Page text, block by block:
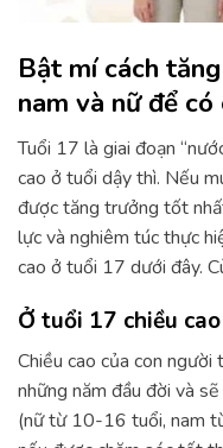
Bật mí cách
nam và nữ để
Tuổi 17 là giai đoạn
cao ở tuổi dậy thì. Nếu
được tăng trưởng tốt
lực và nghiêm túc thực
cao ở tuổi 17 dưới đây.
Ở tuổi 17 chiều
Chiều cao của con
những năm đầu đời và
(nữ từ 10-16 tuổi, nam